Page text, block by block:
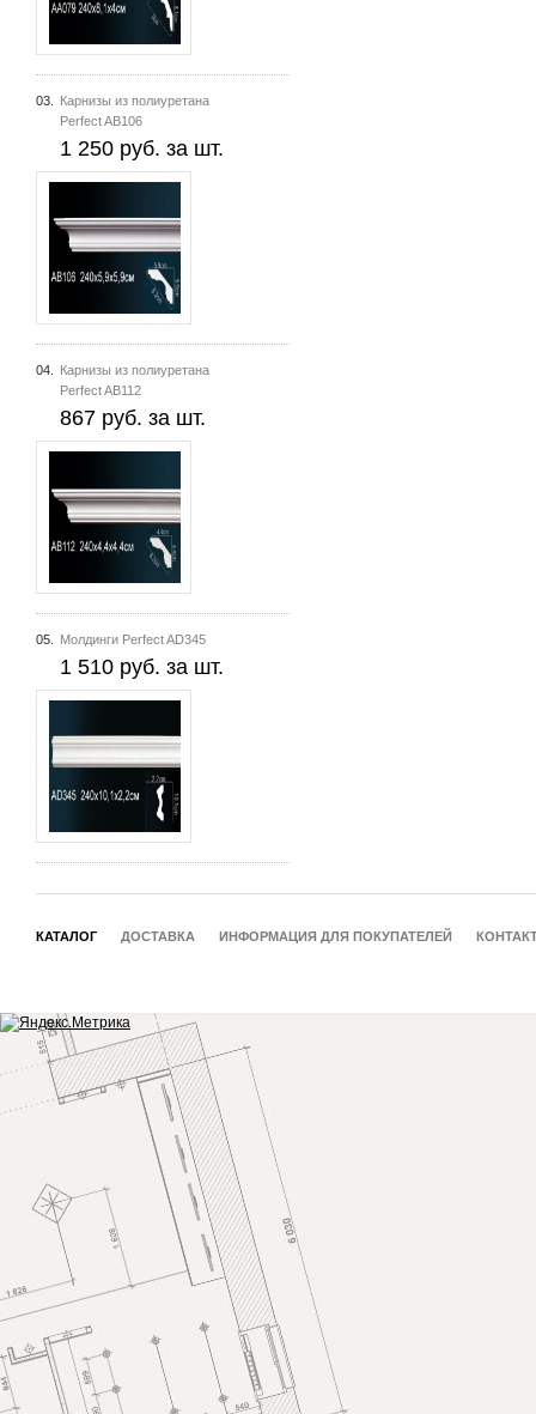
03.
Карнизы из полиуретана
Perfect AB106
1 250 руб. за шт.
04.
Карнизы из полиуретана
Perfect AB112
867 руб. за шт.
05. Молдинги Perfect AD345
1 510 руб. за шт.
КАТАЛОГ ДОСТАВКА ИНФОРМАЦИЯ ДЛЯ ПОКУПАТЕЛЕЙ